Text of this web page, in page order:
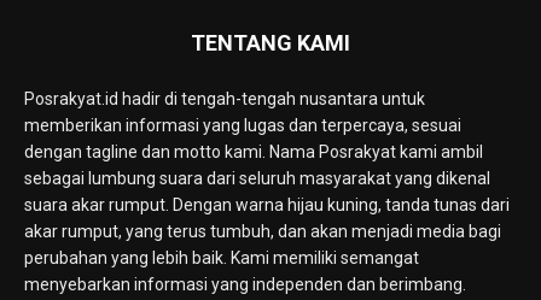
TENTANG KAMI
Posrakyat.id hadir di tengah-tengah nusantara untuk
memberikan informasi yang lugas dan terpercaya, sesuai
dengan tagline dan motto kami. Nama Posrakyat kami ambil
sebagai lumbung suara dari seluruh masyarakat yang dikenal
suara akar rumput. Dengan warna hijau kuning, tanda tunas dari
akar rumput, yang terus tumbuh, dan akan menjadi media bagi
perubahan yang lebih baik. Kami memiliki semangat
menyebarkan informasi yang independen dan berimbang.